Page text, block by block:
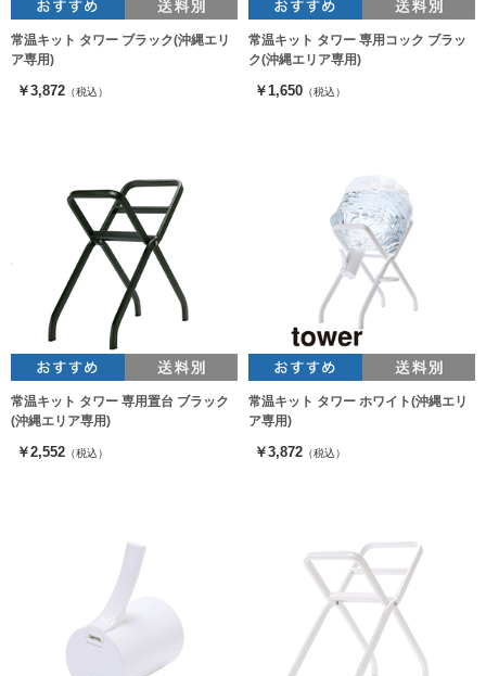
常温キット タワー ブラック(沖縄エリ
ア専用)
￥3,872 （税込）
常温キット タワー 専用コック ブラッ
ク(沖縄エリア専用)
￥1,650 （税込）
常温キット タワー 専用置台 ブラック
(沖縄エリア専用)
￥2,552 （税込）
常温キット タワー ホワイト(沖縄エリ
ア専用)
￥3,872 （税込）